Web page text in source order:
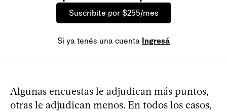
Suscribite por $255/mes
Si ya tenés una cuenta Ingresá
Algunas encuestas le adjudican más puntos,
otras le adjudican menos. En todos los casos,